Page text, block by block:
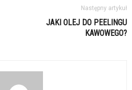
Następny artykuł
JAKI OLEJ DO PEELINGU
KAWOWEGO?